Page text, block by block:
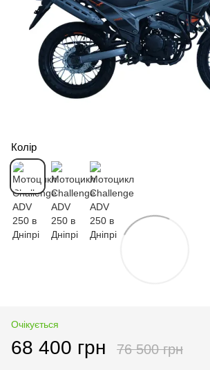
Колір
Очікується
68 400 грн 76 500 грн